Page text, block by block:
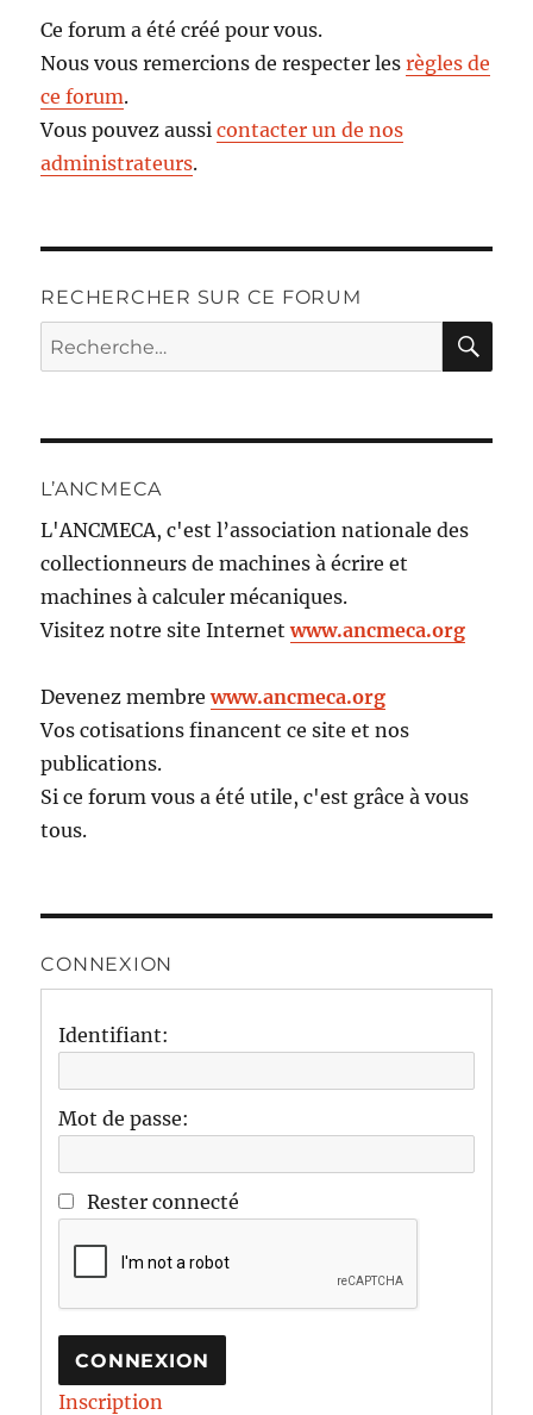
Ce forum a été créé pour vous.
Nous vous remercions de respecter lesrègles de
ce forum.
Vous pouvez aussicontacter un de nos
administrateurs.
RECHERCHER SUR CE FORUM
Recherche
pour :
L’ANCMECA
L'ANCMECA, c'est l’association nationale des
collectionneurs de machines à écrire et
machines à calculer mécaniques.
Visitez notre site Internetwww.ancmeca.org
Devenez membrewww.ancmeca.org
Vos cotisations financent ce site et nos
publications.
Si ce forum vous a été utile, c'est grâce à vous
tous.
CONNEXION
Identifiant:
Mot de passe:
Rester connecté
CONNEXION
Inscription